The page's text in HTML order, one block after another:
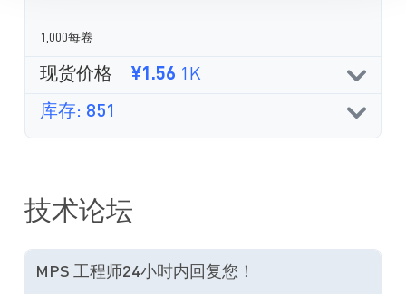
1,000每卷
现货价格 ¥1.56 1K
库存: 851
技术论坛
MPS 工程师24小时内回复您！